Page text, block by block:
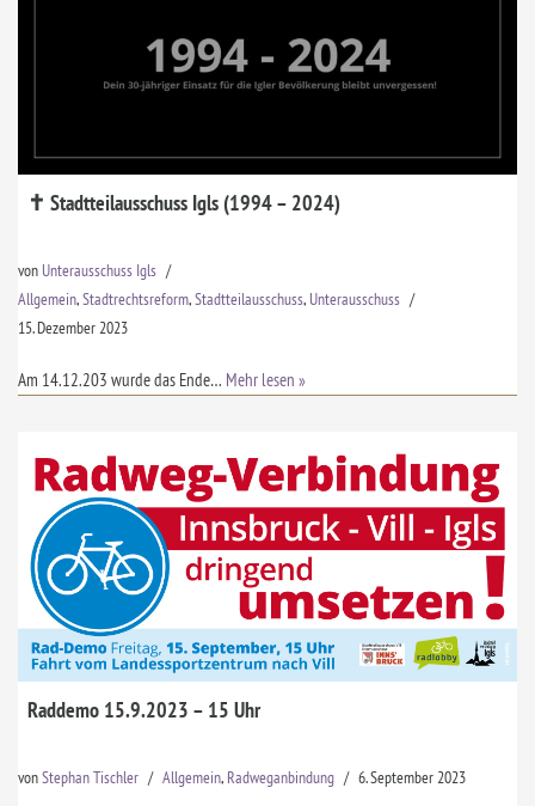
✝ Stadtteilausschuss Igls (1994 – 2024)
von Unterausschuss Igls
Allgemein,Stadtrechtsreform,Stadtteilausschuss, Unterausschuss
15. Dezember 2023
Am 14.12.203 wurde das Ende… Mehr lesen »
Raddemo 15.9.2023 – 15 Uhr
vonStephan Tischler Allgemein, Radweganbindung 6. September 2023